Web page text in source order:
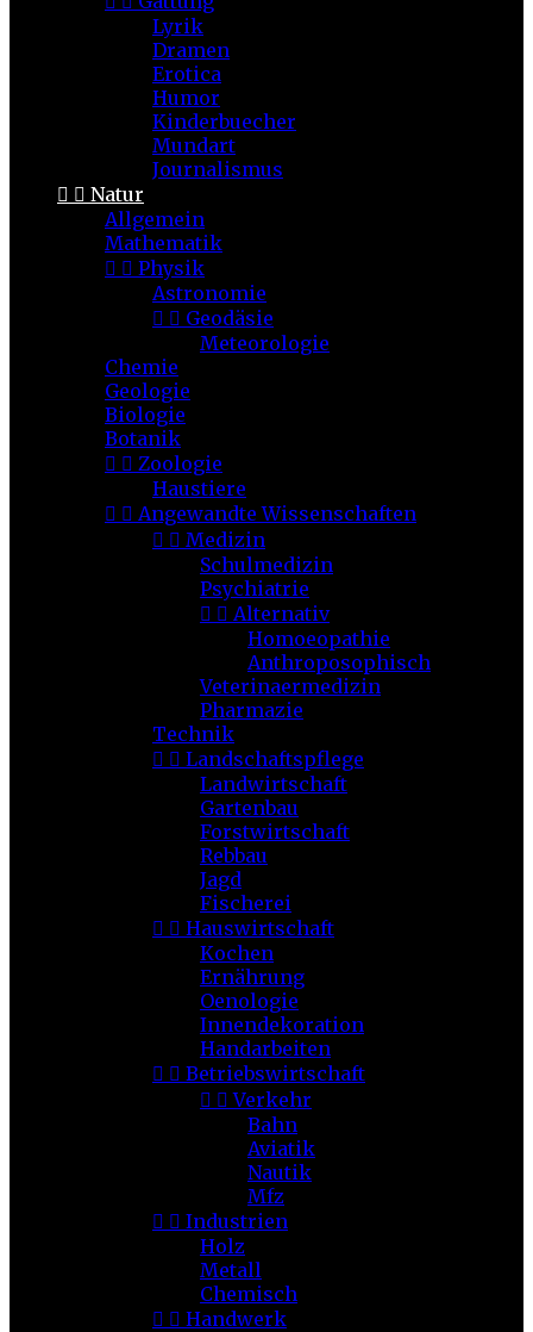
Lyrik
Dramen
Erotica
Humor
Kinderbuecher
Mundart
Journalismus
  Natur
Allgemein
Mathematik
  Physik
Astronomie
  Geodäsie
Meteorologie
Chemie
Geologie
Biologie
Botanik
  Zoologie
Haustiere
  Angewandte Wissenschaften
  Medizin
Schulmedizin
Psychiatrie
  Alternativ
Homoeopathie
Anthroposophisch
Veterinaermedizin
Pharmazie
Technik
  Landschaftspflege
Landwirtschaft
Gartenbau
Forstwirtschaft
Rebbau
Jagd
Fischerei
  Hauswirtschaft
Kochen
Ernährung
Oenologie
Innendekoration
Handarbeiten
  Betriebswirtschaft
  Verkehr
Bahn
Aviatik
Nautik
Mfz
  Industrien
Holz
Metall
Chemisch
  Handwerk